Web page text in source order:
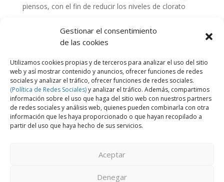
Gestionar el consentimiento
de las cookies
Utilizamos cookies propias y de terceros para analizar el uso del sitio
web y así mostrar contenido y anuncios, ofrecer funciones de redes
sociales y analizar el tráfico, ofrecer funciones de redes sociales.
(Política de Redes Sociales)y analizar el tráfico. Además, compartimos
información sobre el uso que haga del sitio web con nuestros partners
de redes sociales y análisis web, quienes pueden combinarla con otra
información que les haya proporcionado o que hayan recopilado a
partir del uso que haya hecho de sus servicios.
Aceptar
Denegar
piensos, con el fin de reducir los niveles de clorato
Seguir Leyendo Click